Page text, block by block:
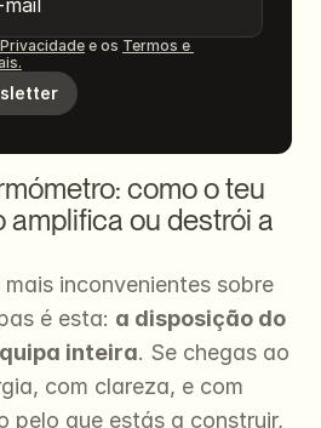
e os Termos e
como o teu
ou destrói a
inconvenientes sobre
é esta: a disposição do
inteira. Se chegas ao
com clareza, e com
pelo que estás a construir,